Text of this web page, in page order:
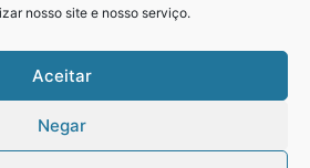
nosso site e nosso serviço.
Aceitar
Negar